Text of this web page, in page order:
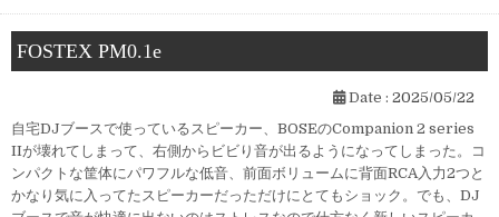
FOSTEX PM0.1e
Date : 2025/05/22
自宅DJブースで使っているスピーカー、BOSEのCompanion 2 series
IIが壊れてしまって、右側からビビり音が出るようになってしまった。コ
ンパクトな筐体にパワフルな低音、前面ボリュームに背面RCA入力2つと
かなり気に入ってたスピーカーだっただけにとてもショック。でも、DJ